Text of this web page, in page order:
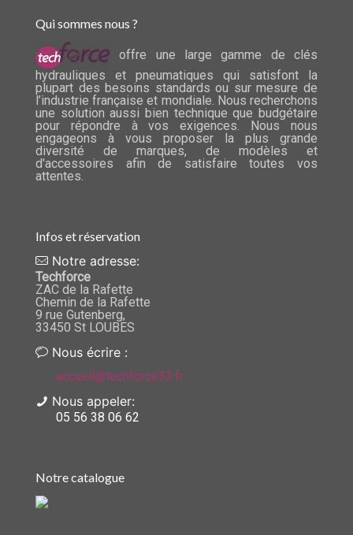
Qui sommes nous ?
offre une large gamme de clés
hydrauliques et pneumatiques qui satisfont la
plupart des besoins standards ou sur mesure de
l’industrie française et mondiale. Nous recherchons
une solution aussi bien technique que budgétaire
pour répondre à vos exigences. Nous nous
engageons à vous proposer la plus grande
diversité de marques, de modèles et
d'accessoires afin de satisfaire toutes vos
attentes.
Infos et réservation
Notre adresse:
Techforce
ZAC de la Rafette
Chemin de la Rafette
9 rue Gutenberg,
33450 St LOUBES
Nous écrire :
accueil@techforce33.fr
Nous appeler:
05 56 38 06 62
Notre catalogue